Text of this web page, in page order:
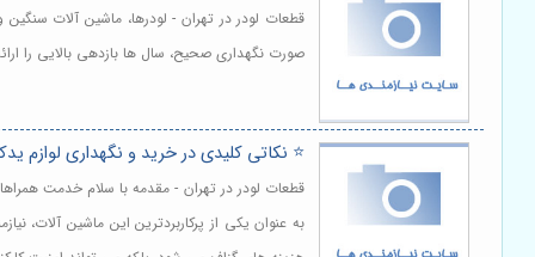
قطعات لودر در تهران - لودرها، ماشین آلات
صورت نگهداری صحیح، سال ها بازدهی بالایی را
⭐️ نکاتی کلیدی در خرید و نگهداری لوازم
قطعات لودر در تهران - مقدمه با سلام خدمت
به عنوان یکی از پرکاربردترین این ماشین آلات،